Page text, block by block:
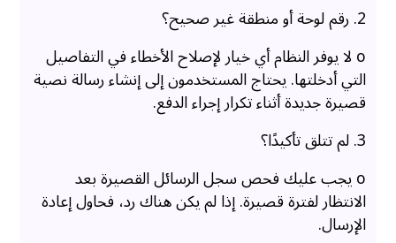
2. رقم لوحة أو منطقة غير صحيح؟
o لا يوفر النظام أي خيار لإصلاح الأخطاء في التفاصيل
التي أدخلتها. يحتاج المستخدمون إلى إنشاء رسالة نصية
قصيرة جديدة أثناء تكرار إجراء الدفع.
3. لم تتلق تأكيدًا؟
o يجب عليك فحص سجل الرسائل القصيرة بعد
الانتظار لفترة قصيرة. إذا لم يكن هناك رد، فحاول إعادة
الإرسال.